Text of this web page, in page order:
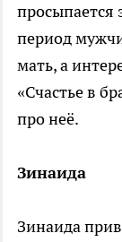
просыпается
период
мать, а
«Счастье в
про неё.
Зинаида
Зинаида